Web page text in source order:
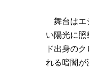
舞台はエ
い陽光に
ド出身の
れる暗闇が